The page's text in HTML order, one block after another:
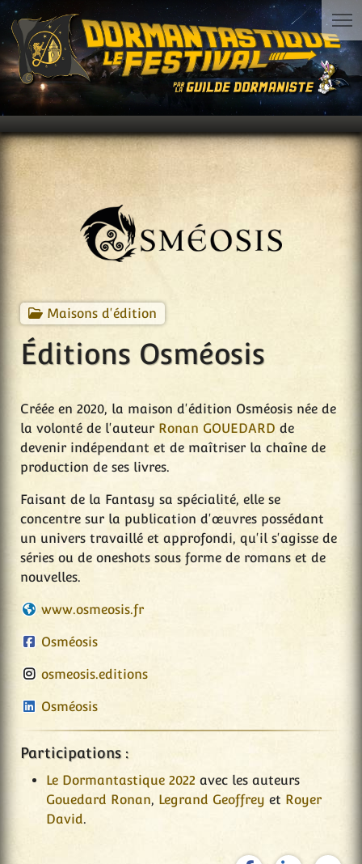
Maisons d'édition
Éditions Osméosis
Créée en 2020, la maison d'édition Osméosis née de
la volonté de l'auteur Ronan GOUEDARD de
devenir indépendant et de maîtriser la chaîne de
production de ses livres.
Faisant de la Fantasy sa spécialité, elle se
concentre sur la publication d'œuvres possédant
un univers travaillé et approfondi, qu'il s'agisse de
séries ou de oneshots sous forme de romans et de
nouvelles.
www.osmeosis.fr
Osméosis
osmeosis.editions
Osméosis
Participations :
Le Dormantastique 2022 avec les auteurs
Gouedard Ronan, Legrand Geoffrey et Royer
David.